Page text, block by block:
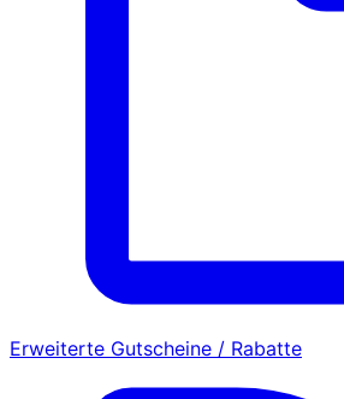
Erweiterte Gutscheine / Rabatte